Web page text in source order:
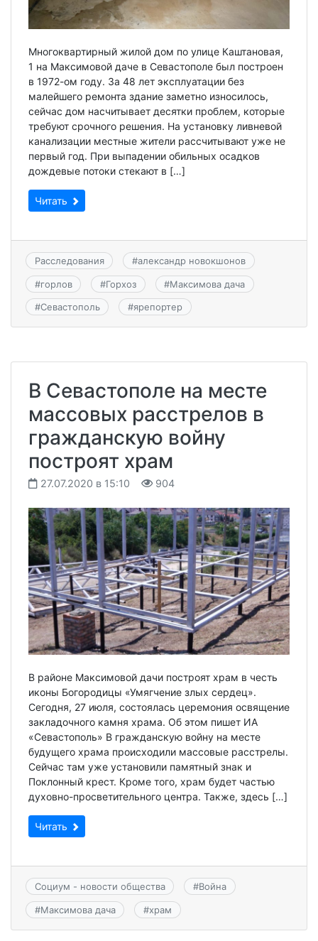
Многоквартирный жилой дом по улице Каштановая,
1 на Максимовой даче в Севастополе был построен
в 1972-ом году. За 48 лет эксплуатации без
малейшего ремонта здание заметно износилось,
сейчас дом насчитывает десятки проблем, которые
требуют срочного решения. На установку ливневой
канализации местные жители рассчитывают уже не
первый год. При выпадении обильных осадков
дождевые потоки стекают в […]
Читать
Расследования #александр новокшонов
#горлов #Горхоз #Максимова дача
#Севастополь #ярепортер
В Севастополе на месте
массовых расстрелов в
гражданскую войну
построят храм
27.07.2020 в 15:10 904
В районе Максимовой дачи построят храм в честь
иконы Богородицы «Умягчение злых сердец».
Сегодня, 27 июля, состоялась церемония освящение
закладочного камня храма. Об этом пишет ИА
«Севастополь» В гражданскую войну на месте
будущего храма происходили массовые расстрелы.
Сейчас там уже установили памятный знак и
Поклонный крест. Кроме того, храм будет частью
духовно-просветительного центра. Также, здесь […]
Читать
Социум - новости общества #Война
#Максимова дача #храм